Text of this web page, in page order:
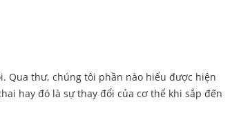
Qua thư, chúng tôi phần nào hiểu được hiện
hay đó là sự thay đổi của cơ thể khi sắp đến